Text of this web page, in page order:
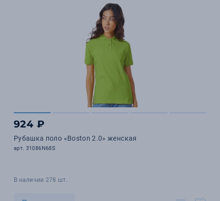
924 ₽
Рубашка поло «Boston 2.0» женская
арт. 31086N68S
В наличии 278 шт.